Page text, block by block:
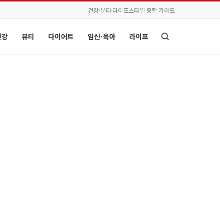
건강·뷰티·라이프스타일 종합 가이드
뷰티 다이어트 임신·육아 라이프